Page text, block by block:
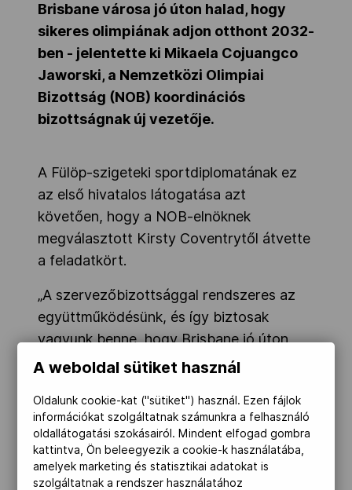
Társszervezetek
OVEP
Adatbank
Brisbane városa jó úton halad, hogy
sikeres olimpiának adjon otthont 2032-
ben - jelentette ki Mikaela Cojuangco
Jaworski, a Nemzetközi Olimpiai
Bizottság (NOB) koordinációs
bizottságnak új vezetője.
A Fülöp-szigeteki sportdiplomatának ez
az első hivatalos látogatása azt
követően, hogy a NOB-elnöknek
megválasztott Kirsty Coventrytől átvette
a feladatkört.
„A szervezőbizottsággal rendszeres az
együttműködésünk, és így biztosak
vagyunk benne, hogy Brisbane jó úton
halad” – mondta azt követően, hogy a
szemlét tartott a helyszíneken.
Hozzátette: nagyon értékes héten vannak
túl, saját szemükkel győződhettek meg a
munkálatok előrehaladásáról.
A weboldal sütiket használ
Oldalunk cookie-kat ("sütiket") használ. Ezen fájlok
információkat szolgáltatnak számunkra a felhasználó
oldallátogatási szokásairól. Mindent elfogad gombra
kattintva, Ön beleegyezik a cookie-k használatába,
amelyek marketing és statisztikai adatokat is
szolgáltatnak a rendszer használatához